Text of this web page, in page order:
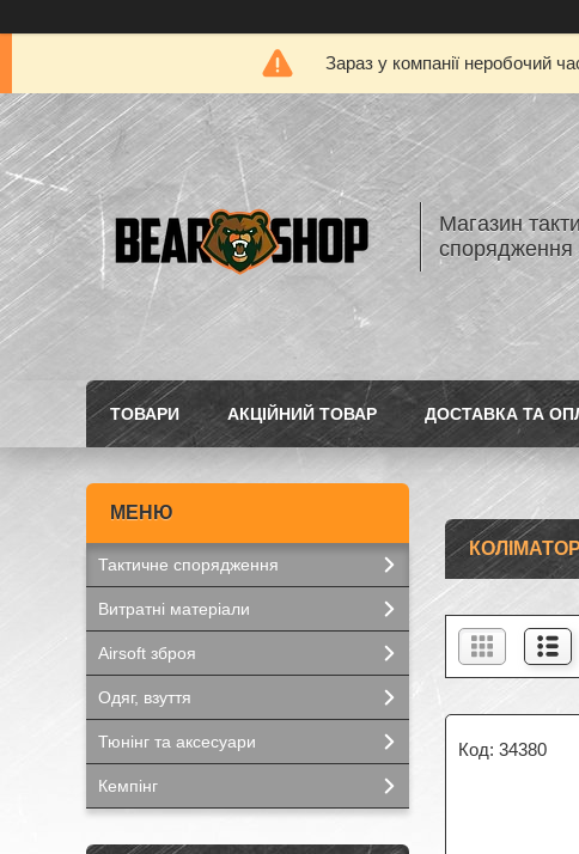
Зараз у компанії неробочий
Магазин
спорядження
ТОВАРИ АКЦІЙНИЙ ТОВАР ДОСТАВКА ТА
34380
Тактичне спорядження
Витратні матеріали
Airsoft зброя
Одяг, взуття
Тюнінг та аксесуари
Кемпінг